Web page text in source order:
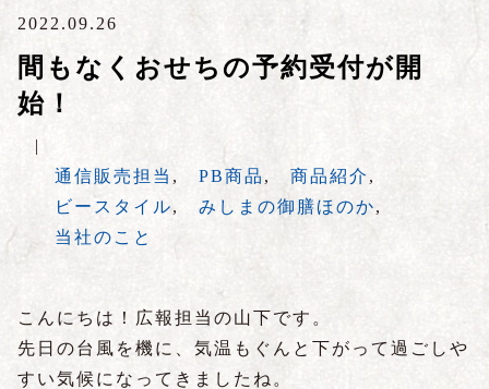
2022.09.26
間もなくおせちの予約受付が開
始！
|
通信販売担当 , PB商品 , 商品紹介 ,
ビースタイル, みしまの御膳ほのか,
当社のこと
こんにちは！広報担当の山下です。
先日の台風を機に、気温もぐんと下がって過ごしや
すい気候になってきましたね。